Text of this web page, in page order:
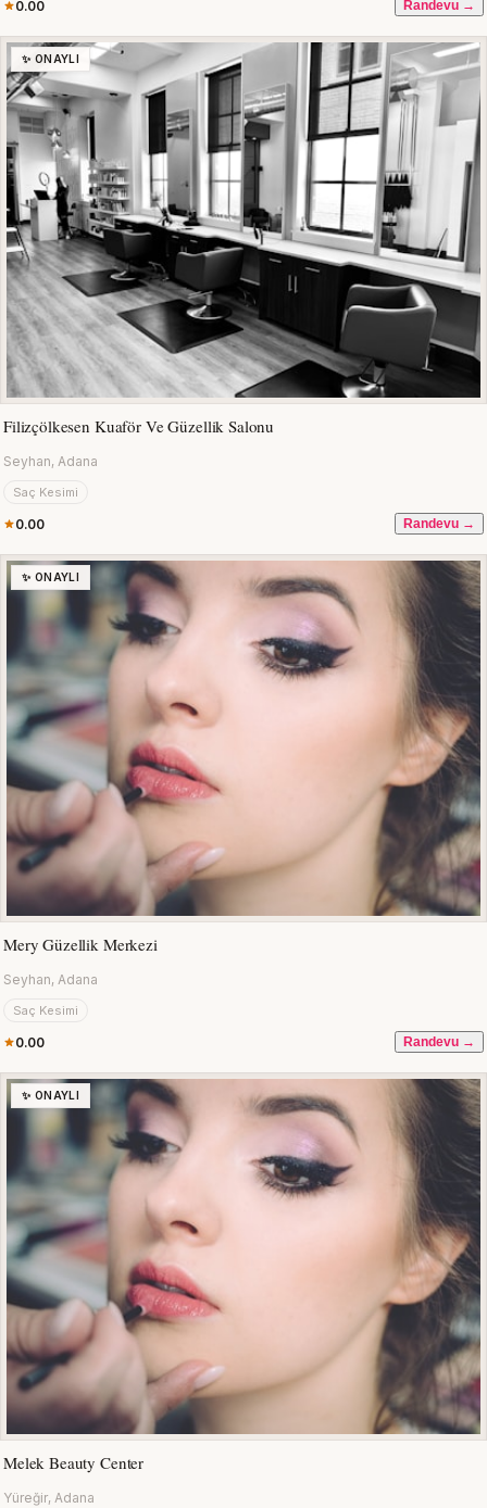
0.00 Randevu →
✨ ONAYLI
Filizçölkesen Kuaför Ve Güzellik Salonu
Seyhan, Adana
Saç Kesimi
0.00 Randevu →
✨ ONAYLI
Mery Güzellik Merkezi
Seyhan, Adana
Saç Kesimi
0.00 Randevu →
✨ ONAYLI
Melek Beauty Center
Yüreğir, Adana